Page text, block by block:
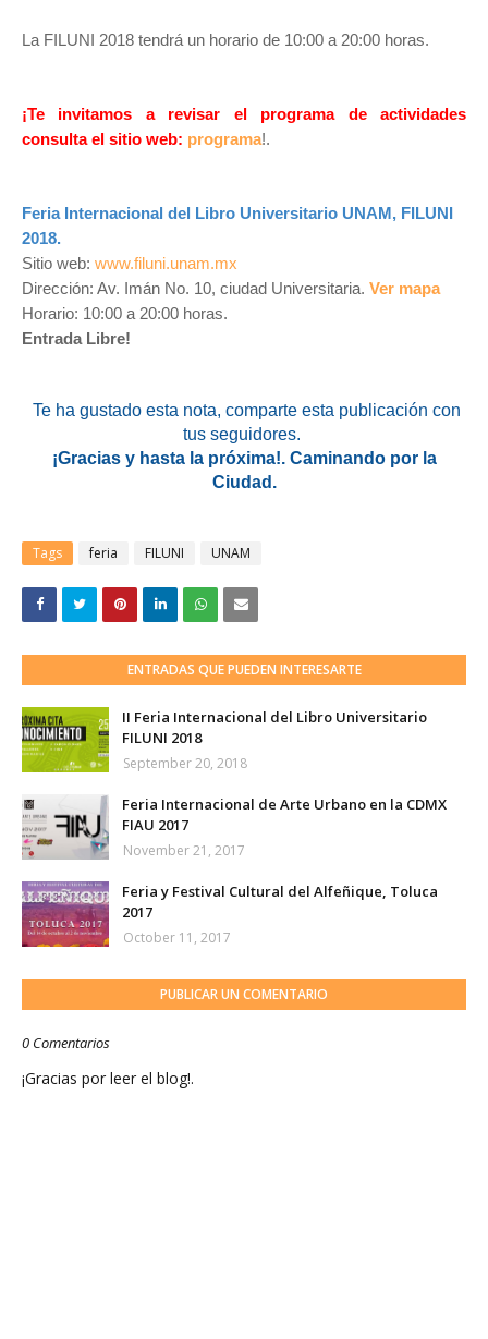
La FILUNI 2018 tendrá un horario de 10:00 a 20:00 horas.
¡Te invitamos a revisar el programa de actividades
consulta el sitio web: programa!.
Feria Internacional del Libro Universitario UNAM, FILUNI
2018.
Sitio web: www.filuni.unam.mx
Dirección: Av. Imán No. 10, ciudad Universitaria. Ver mapa
Horario: 10:00 a 20:00 horas.
Entrada Libre!
Te ha gustado esta nota, comparte esta publicación con
tus seguidores.
¡Gracias y hasta la próxima!. Caminando por la
Ciudad.
Tags feria FILUNI UNAM
ENTRADAS QUE PUEDEN INTERESARTE
II Feria Internacional del Libro Universitario
FILUNI 2018
September 20, 2018
Feria Internacional de Arte Urbano en la CDMX
FIAU 2017
November 21, 2017
Feria y Festival Cultural del Alfeñique, Toluca
2017
October 11, 2017
PUBLICAR UN COMENTARIO
0 Comentarios
¡Gracias por leer el blog!.